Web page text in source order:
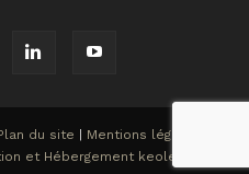
du site | Mentions légales
et Hébergement keole.net